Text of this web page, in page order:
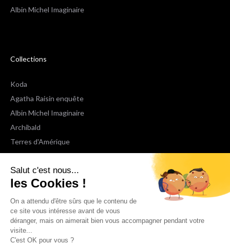
Salut c'est nous...
les Cookies !
On a attendu d'être sûrs que le contenu de
ce site vous intéresse avant de vous
déranger, mais on aimerait bien vous accompagner pendant votre
visite...
C'est OK pour vous ?
Albin Michel Imaginaire
Collections
Koda
Agatha Raisin enquête
Albin Michel Imaginaire
Archibald
Terres d'Amérique
Espaces Libres Poche
NOX
Wiz
Voir toutes les collections
Nous suivre